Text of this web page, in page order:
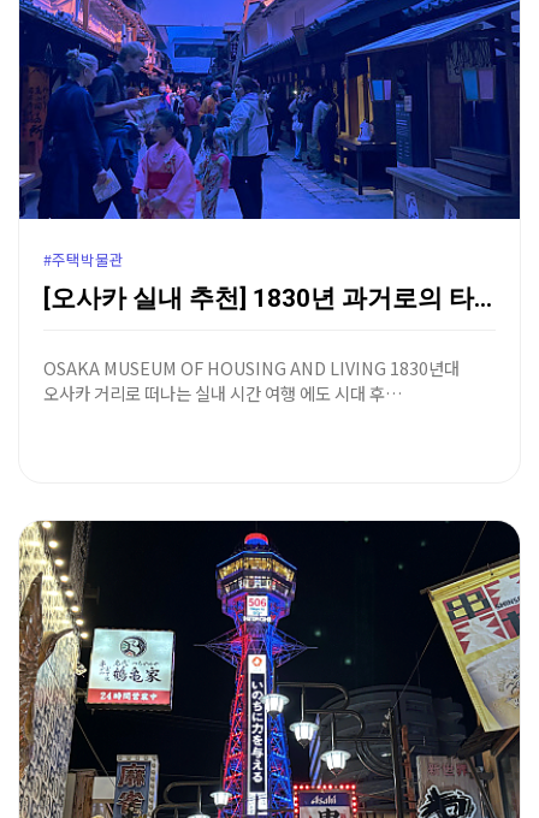
#주택박물관
[오사카 실내 추천] 1830년 과거로의 타임슬립, 오…
OSAKA MUSEUM OF HOUSING AND LIVING 1830년대
오사카 거리로 떠나는 실내 시간 여행 에도 시대 후…